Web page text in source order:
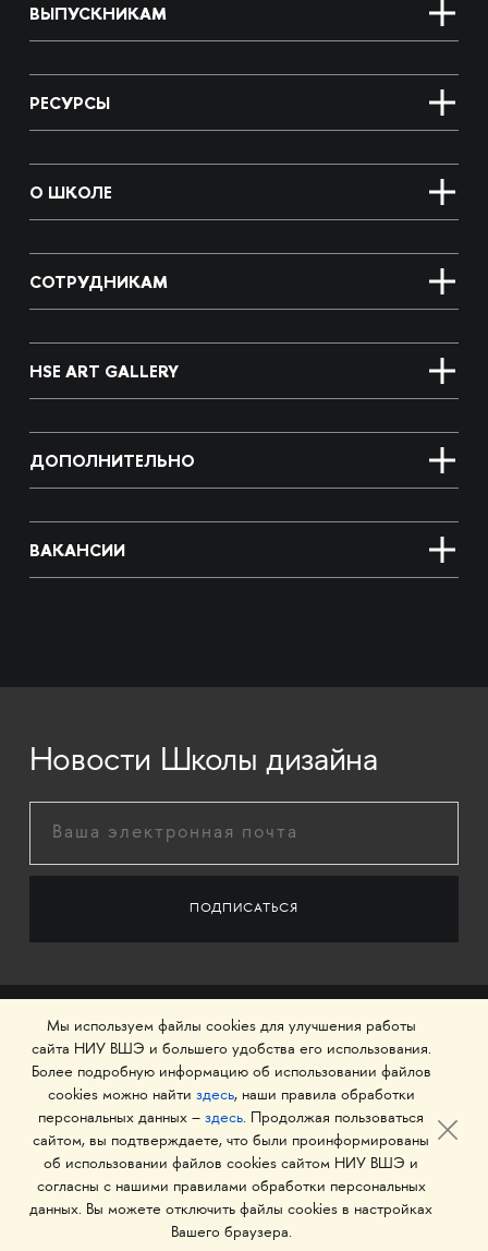
ВЫПУСКНИКАМ
РЕСУРСЫ
О ШКОЛЕ
СОТРУДНИКАМ
HSE ART GALLERY
ДОПОЛНИТЕЛЬНО
ВАКАНСИИ
Новости Школы дизайна
© 1993–2026 Национальный исследовательский
университет «Высшая школа экономики»
Мы используем файлы cookies для улучшения работы
сайта НИУ ВШЭ и большего удобства его использования.
Более подробную информацию об использовании файлов
cookies можно найти здесь, наши правила обработки
персональных данных – здесь. Продолжая пользоваться
сайтом, вы подтверждаете, что были проинформированы
об использовании файлов cookies сайтом НИУ ВШЭ и
согласны с нашими правилами обработки персональных
данных. Вы можете отключить файлы cookies в настройках
Вашего браузера.